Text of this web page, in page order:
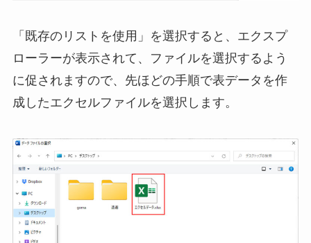
「既存のリストを使用」を選択すると、エクスプ
ローラーが表示されて、ファイルを選択するよう
に促されますので、先ほどの手順で表データを作
成したエクセルファイルを選択します。